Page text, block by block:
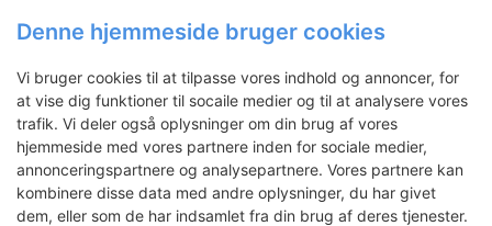
af mit grafiske værk
Anders Malmberg
Denne hjemmeside bruger cookies
Vi bruger cookies til at tilpasse vores indhold og annoncer, for
at vise dig funktioner til socaile medier og til at analysere vores
trafik. Vi deler også oplysninger om din brug af vores
hjemmeside med vores partnere inden for sociale medier,
annonceringspartnere og analysepartnere. Vores partnere kan
kombinere disse data med andre oplysninger, du har givet
dem, eller som de har indsamlet fra din brug af deres tjenester.